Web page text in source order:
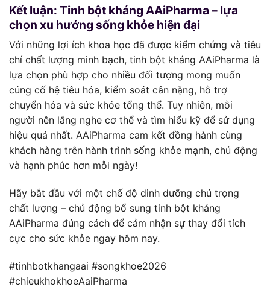
Kết luận: Tinh bột kháng AAiPharma – lựa
chọn xu hướng sống khỏe hiện đại
Với những lợi ích khoa học đã được kiểm chứng và tiêu
chí chất lượng minh bạch, tinh bột kháng AAiPharma là
lựa chọn phù hợp cho nhiều đối tượng mong muốn
củng cố hệ tiêu hóa, kiểm soát cân nặng, hỗ trợ
chuyển hóa và sức khỏe tổng thể. Tuy nhiên, mỗi
người nên lắng nghe cơ thể và tìm hiểu kỹ để sử dụng
hiệu quả nhất. AAiPharma cam kết đồng hành cùng
khách hàng trên hành trình sống khỏe mạnh, chủ động
và hạnh phúc hơn mỗi ngày!
Hãy bắt đầu với một chế độ dinh dưỡng chú trọng
chất lượng – chủ động bổ sung tinh bột kháng
AAiPharma đúng cách để cảm nhận sự thay đổi tích
cực cho sức khỏe ngay hôm nay.
#tinhbotkhangaai #songkhoe2026
#chieukhokhoeAaiPharma